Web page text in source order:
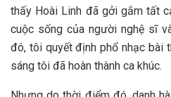
thấy Hoài Linh đã gởi gắm tất
cuộc sống của người nghệ sĩ
đó, tôi quyết định phổ nhạc bài
sáng tôi đã hoàn thành ca khúc.